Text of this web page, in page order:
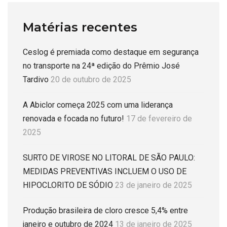
Matérias recentes
Ceslog é premiada como destaque em segurança
no transporte na 24ª edição do Prêmio José
Tardivo 20 de outubro de 2025
A Abiclor começa 2025 com uma liderança
renovada e focada no futuro! 17 de fevereiro de
2025
SURTO DE VIROSE NO LITORAL DE SÃO PAULO:
MEDIDAS PREVENTIVAS INCLUEM O USO DE
HIPOCLORITO DE SÓDIO 23 de janeiro de 2025
Produção brasileira de cloro cresce 5,4% entre
janeiro e outubro de 2024 13 de janeiro de 2025